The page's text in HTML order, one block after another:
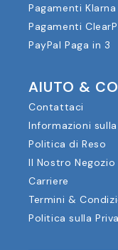
Pagamenti Klarna
Pagamenti
PayPal Paga in 3
AIUTO &
Contattaci
Informazioni
Politica di Reso
Il Nostro Negozio
Carriere
Termini &
Politica sulla